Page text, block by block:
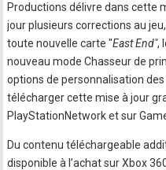
Productions délivre dans cette
jour plusieurs corrections au
toute nouvelle carte "East End",
nouveau mode Chasseur de
options de personnalisation
télécharger cette mise à jour
PlayStationNetwork et sur
Du contenu téléchargeable
disponible à l’achat sur Xbox